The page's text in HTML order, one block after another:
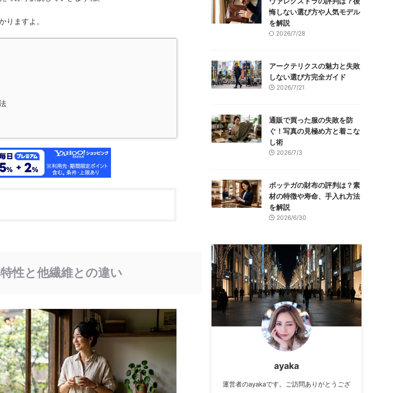
りますよ。
性と他繊維との違い
悔しない選び方や人気モデル
を解説
2026/7/28
アークテリクスの魅力と失敗
しない選び方完全ガイド
2026/7/21
通販で買った服の失敗を防
ぐ！写真の見極め方と着こな
し術
2026/7/3
ボッテガの財布の評判は？素
材の特徴や寿命、手入れ方法
を解説
2026/6/30
ayaka
運営者のayakaです。ご訪問ありがとうござ